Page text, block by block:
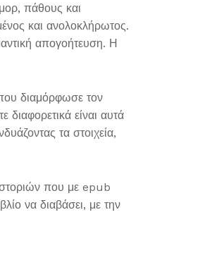
πάθους και
και ανολοκλήρωτος.
απογοήτευση. Η
διαμόρφωσε τον
είναι αυτά
τα στοιχεία,
που με epub
να διαβάσει, με την